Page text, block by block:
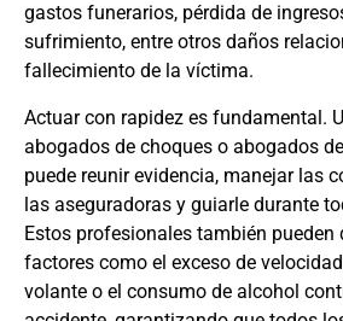
gastos funerarios, pérdida de
sufrimiento, entre otros daños
fallecimiento de la víctima.
Actuar con rapidez es fundamental.
abogados de choques o abogados
puede reunir evidencia, manejar las
las aseguradoras y guiarle durante
Estos profesionales también pueden
factores como el exceso de
volante o el consumo de alcohol